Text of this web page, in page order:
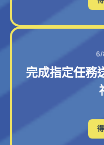
6/
完成指定任務